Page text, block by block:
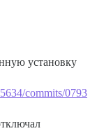
установку
commits/0793